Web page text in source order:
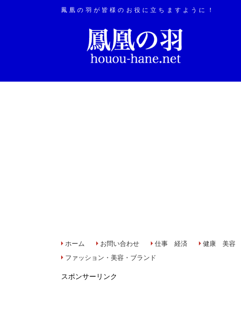
鳳凰の羽が皆様のお役に立ちますように！
ホーム お問い合わせ 仕事 経済 健康 美容
ファッション・美容・ブランド
スポンサーリンク